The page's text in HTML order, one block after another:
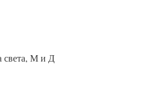
света, М и Д